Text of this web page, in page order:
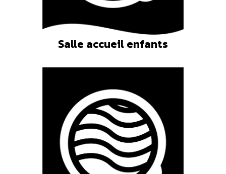
Salle accueil enfants